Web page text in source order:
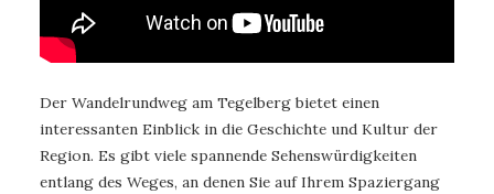
Der Wandelrundweg am Tegelberg bietet einen
interessanten Einblick in die Geschichte und Kultur der
Region. Es gibt viele spannende Sehenswürdigkeiten
entlang des Weges, an denen Sie auf Ihrem Spaziergang